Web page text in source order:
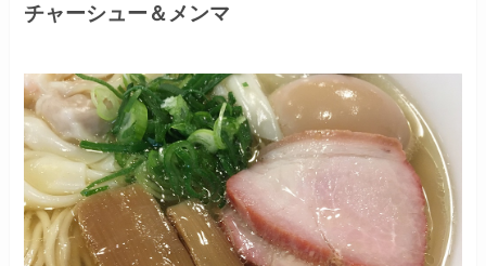
チャーシュー＆メンマ